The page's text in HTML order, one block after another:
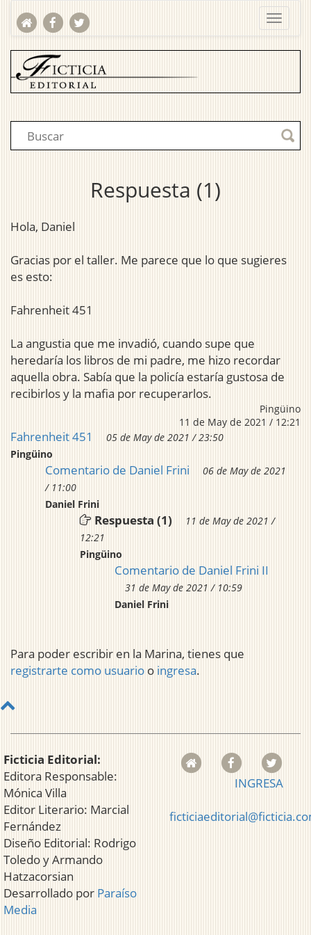
Respuesta (1)
Hola, Daniel
Gracias por el taller. Me parece que lo que sugieres
es esto:
Fahrenheit 451
La angustia que me invadió, cuando supe que
heredaría los libros de mi padre, me hizo recordar
aquella obra. Sabía que la policía estaría gustosa de
recibirlos y la mafia por recuperarlos.
Pingüino
11 de May de 2021 / 12:21
Fahrenheit 451
05 de May de 2021 / 23:50
Pingüino
Comentario de Daniel Frini
06 de May de 2021
/ 11:00
Daniel Frini
Respuesta (1)
11 de May de 2021 /
12:21
Pingüino
Comentario de Daniel Frini II
31 de May de 2021 / 10:59
Daniel Frini
Para poder escribir en la Marina, tienes que
registrarte como usuario o ingresa.
Ficticia Editorial:
Editora Responsable:
Mónica Villa
Editor Literario: Marcial
Fernández
Diseño Editorial: Rodrigo
Toledo y Armando
Hatzacorsian
Desarrollado por Paraíso
Media
INGRESA